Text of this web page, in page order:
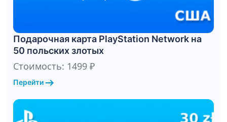
Подарочная карта PlayStation Network на
50 польских злотых
Стоимость: 1499 ₽
Перейти arrow_right_alt